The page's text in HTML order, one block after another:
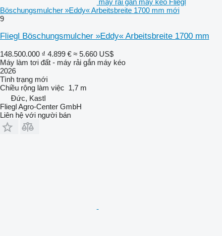
Böschungsmulcher »Eddy« Arbeitsbreite 1700 mm mới
9
Fliegl Böschungsmulcher »Eddy« Arbeitsbreite 1700 mm
148.500.000 ₫ 4.899 € ≈ 5.660 US$
Máy làm tơi đất - máy rải gắn máy kéo
2026
Tình trạng mới
Chiều rộng làm việc 1,7 m
Đức, Kastl
Fliegl Agro-Center GmbH
Liên hệ với người bán